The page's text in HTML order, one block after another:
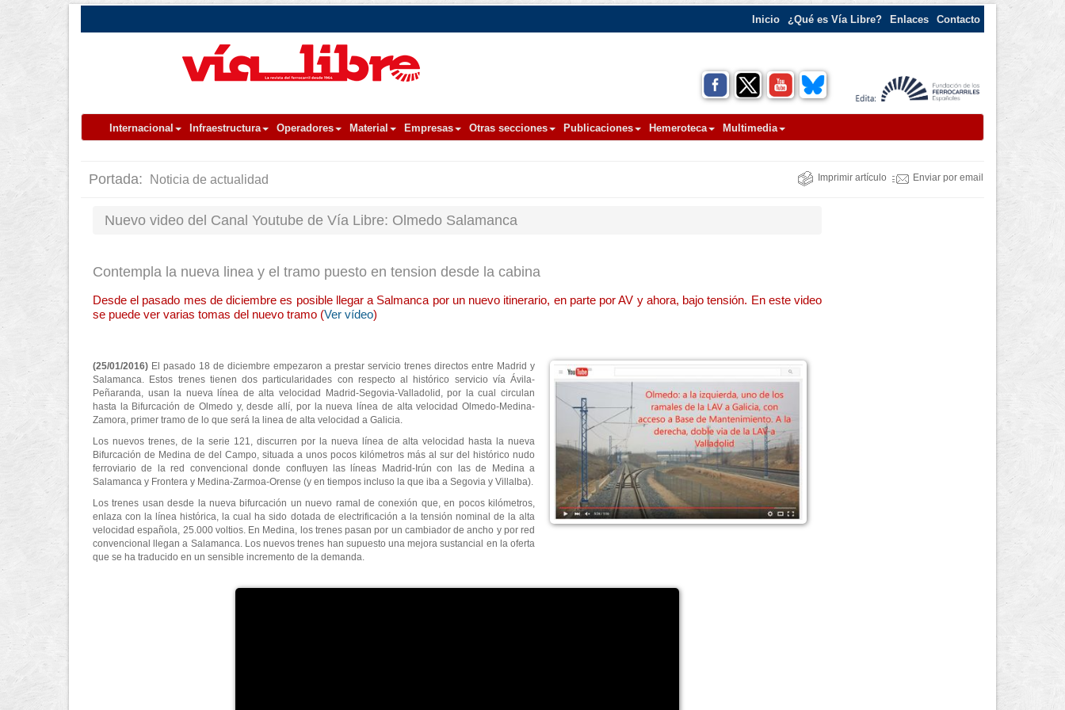
Inicio ¿Qué es Vía Libre? Enlaces Contacto
Internacional Infraestructura Operadores Material Empresas Otras secciones Publicaciones Hemeroteca Multimedia
Portada: Noticia de actualidad Imprimir artículo Enviar por email
Nuevo video del Canal Youtube de Vía Libre: Olmedo Salamanca
Contempla la nueva linea y el tramo puesto en tension desde la cabina
Desde el pasado mes de diciembre es posible llegar a Salmanca por un nuevo itinerario, en parte por AV y ahora, bajo tensión. En este video
se puede ver varias tomas del nuevo tramo (Ver vídeo)
(25/01/2016) El pasado 18 de diciembre empezaron a prestar servicio trenes directos entre Madrid y
Salamanca. Estos trenes tienen dos particularidades con respecto al histórico servicio vía Ávila-
Peñaranda, usan la nueva línea de alta velocidad Madrid-Segovia-Valladolid, por la cual circulan
hasta la Bifurcación de Olmedo y, desde allí, por la nueva línea de alta velocidad Olmedo-Medina-
Zamora, primer tramo de lo que será la linea de alta velocidad a Galicia.
Los nuevos trenes, de la serie 121, discurren por la nueva línea de alta velocidad hasta la nueva
Bifurcación de Medina de del Campo, situada a unos pocos kilómetros más al sur del histórico nudo
ferroviario de la red convencional donde confluyen las líneas Madrid-Irún con las de Medina a
Salamanca y Frontera y Medina-Zarmoa-Orense (y en tiempos incluso la que iba a Segovia y Villalba).
Los trenes usan desde la nueva bifurcación un nuevo ramal de conexión que, en pocos kilómetros,
enlaza con la línea histórica, la cual ha sido dotada de electrificación a la tensión nominal de la alta
velocidad española, 25.000 voltios. En Medina, los trenes pasan por un cambiador de ancho y por red
convencional llegan a Salamanca. Los nuevos trenes han supuesto una mejora sustancial en la oferta
que se ha traducido en un sensible incremento de la demanda.